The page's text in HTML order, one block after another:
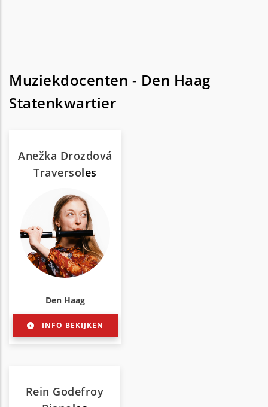
Muziekdocenten - Den Haag
Statenkwartier
Anežka Drozdová
Traversoles
Den Haag
INFO BEKIJKEN
Rein Godefroy